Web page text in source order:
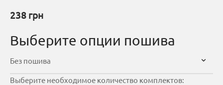
238 грн
Выберите опции пошива
Выберите необходимое количество комплектов: